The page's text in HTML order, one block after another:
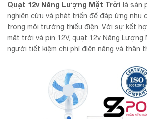
Quạt 12v Năng Lượng Mặt Trời là sản
nghiên cứu và phát triển để đáp ứng nhu
trong môi trường thiếu điện. Với sự kết
mặt trời và pin 12V, quạt 12v Năng Lượng
người tiết kiệm chi phí điện năng và thân